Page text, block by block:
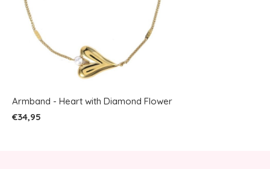
Armband - Heart with Diamond Flower
€34,95